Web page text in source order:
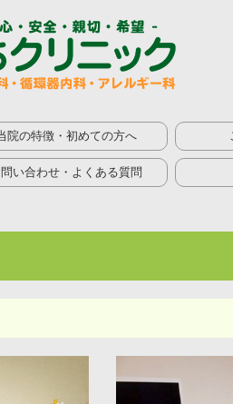
院の特徴・初めての方へ
い合わせ・よくある質問